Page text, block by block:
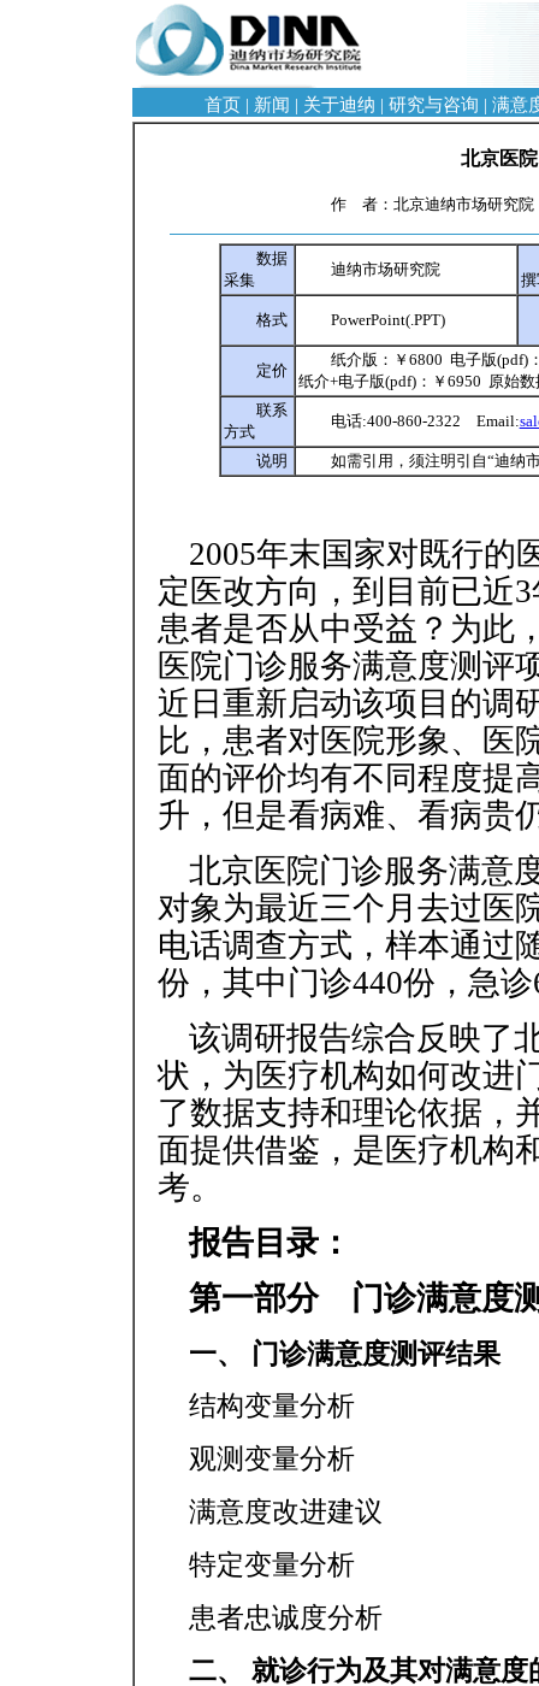
首页 | 新闻 | 关于迪纳 | 研究与咨询 | 满意
北京医
作 者：北京迪纳市场研究
数据
采集
迪纳市场研究院
格式 PowerPoint(.PPT)
定价
纸介版：￥6800 电子版(pdf)
纸介+电子版(pdf)：￥6950 原始
联系
方式
电话:400-860-2322 Email:
说明 如需引用，须注明引自“迪纳
2005年末国家对既行的
定医改方向，到目前已近
患者是否从中受益？为此
医院门诊服务满意度测评
近日重新启动该项目的调
比，患者对医院形象、医
面的评价均有不同程度提
升，但是看病难、看病贵
北京医院门诊服务满意
对象为最近三个月去过医
电话调查方式，样本通过
份，其中门诊440份，急
该调研报告综合反映了
状，为医疗机构如何改进
了数据支持和理论依据，
面提供借鉴，是医疗机构
考。
报告目录：
第一部分 门诊满意度
一、 门诊满意度测评结果
结构变量分析
观测变量分析
满意度改进建议
特定变量分析
患者忠诚度分析
二、 就诊行为及其对满意度